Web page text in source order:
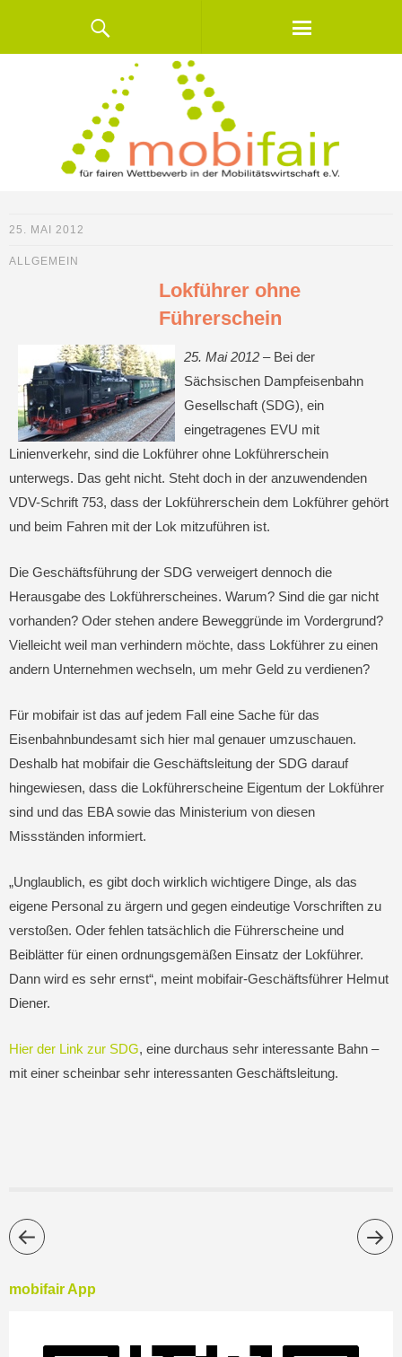
25. MAI 2012
ALLGEMEIN
Lokführer ohne
Führerschein
25. Mai 2012 –Bei der
Sächsischen Dampfeisenbahn
Gesellschaft (SDG), ein
eingetragenes EVU mit
Linienverkehr, sind die Lokführer ohne Lokführerschein
unterwegs. Das geht nicht. Steht doch in der anzuwendenden
VDV-Schrift 753, dass der Lokführerschein dem Lokführer gehört
und beim Fahren mit der Lok mitzuführen ist.
Die Geschäftsführung der SDG verweigert dennoch die
Herausgabe des Lokführerscheines. Warum? Sind die gar nicht
vorhanden? Oder stehen andere Beweggründe im Vordergrund?
Vielleicht weil man verhindern möchte, dass Lokführer zu einen
andern Unternehmen wechseln, um mehr Geld zu verdienen?
Für mobifair ist das auf jedem Fall eine Sache für das
Eisenbahnbundesamt sich hier mal genauer umzuschauen.
Deshalb hat mobifair die Geschäftsleitung der SDG darauf
hingewiesen, dass die Lokführerscheine Eigentum der Lokführer
sind und das EBA sowie das Ministerium von diesen
Missständen informiert.
„Unglaublich, es gibt doch wirklich wichtigere Dinge, als das
eigene Personal zu ärgern und gegen eindeutige Vorschriften zu
verstoßen. Oder fehlen tatsächlich die Führerscheine und
Beiblätter für einen ordnungsgemäßen Einsatz der Lokführer.
Dann wird es sehr ernst“, meint mobifair-Geschäftsführer Helmut
Diener.
Hier der Link zur SDG, eine durchaus sehr interessante Bahn –
mit einer scheinbar sehr interessanten Geschäftsleitung.
mobifair App